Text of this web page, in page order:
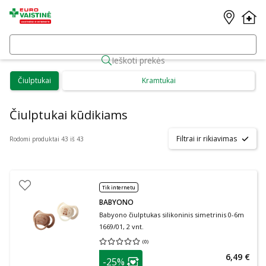
Ieškoti prekės
Čiulptukai Kramtukai
Čiulptukai kūdikiams
Rodomi produktai 43 iš 43 Filtrai ir rikiavimas
Tik internetu
BABYONO
Babyono čiulptukas silikoninis simetrinis 0-6m
1669/01, 2 vnt.
(0)
Vidutinis įvertinimas 0.00
patarimas
-25% 6,49 €